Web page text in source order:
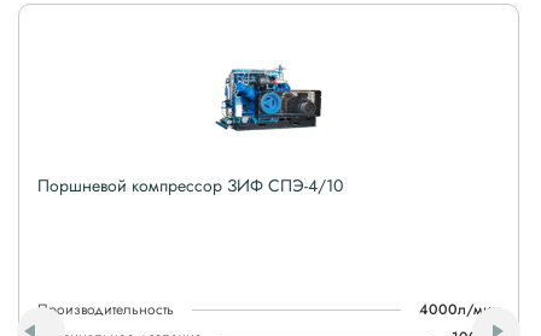
Поршневой компрессор ЗИФ СПЭ-4/10
Производительность
4000л/мин